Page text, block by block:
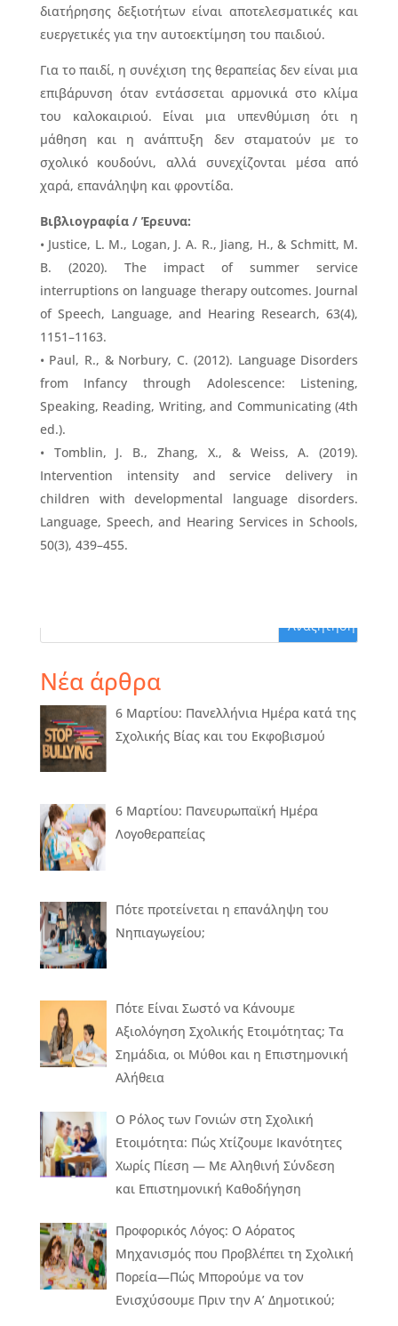
διατήρησης δεξιοτήτων είναι αποτελεσματικές και
ευεργετικές για την αυτοεκτίμηση του παιδιού.
Για το παιδί, η συνέχιση της θεραπείας δεν είναι μια
επιβάρυνση όταν εντάσσεται αρμονικά στο κλίμα
του καλοκαιριού. Είναι μια υπενθύμιση ότι η
μάθηση και η ανάπτυξη δεν σταματούν με το
σχολικό κουδούνι, αλλά συνεχίζονται μέσα από
χαρά, επανάληψη και φροντίδα.
Βιβλιογραφία / Έρευνα:
• Justice, L. M., Logan, J. A. R., Jiang, H., & Schmitt, M.
B. (2020). The impact of summer service
interruptions on language therapy outcomes. Journal
of Speech, Language, and Hearing Research, 63(4),
1151–1163.
• Paul, R., & Norbury, C. (2012). Language Disorders
from Infancy through Adolescence: Listening,
Speaking, Reading, Writing, and Communicating (4th
ed.).
• Tomblin, J. B., Zhang, X., & Weiss, A. (2019).
Intervention intensity and service delivery in
children with developmental language disorders.
Language, Speech, and Hearing Services in Schools,
50(3), 439–455.
Νέα άρθρα
6 Μαρτίου: Πανελλήνια Ημέρα κατά της
Σχολικής Βίας και του Εκφοβισμού
6 Μαρτίου: Πανευρωπαϊκή Ημέρα
Λογοθεραπείας
Πότε προτείνεται η επανάληψη του
Νηπιαγωγείου;
Πότε Είναι Σωστό να Κάνουμε
Αξιολόγηση Σχολικής Ετοιμότητας; Τα
Σημάδια, οι Μύθοι και η Επιστημονική
Αλήθεια
Ο Ρόλος των Γονιών στη Σχολική
Ετοιμότητα: Πώς Χτίζουμε Ικανότητες
Χωρίς Πίεση — Με Αληθινή Σύνδεση
και Επιστημονική Καθοδήγηση
Προφορικός Λόγος: Ο Αόρατος
Μηχανισμός που Προβλέπει τη Σχολική
Πορεία—Πώς Μπορούμε να τον
Ενισχύσουμε Πριν την Α’ Δημοτικού;